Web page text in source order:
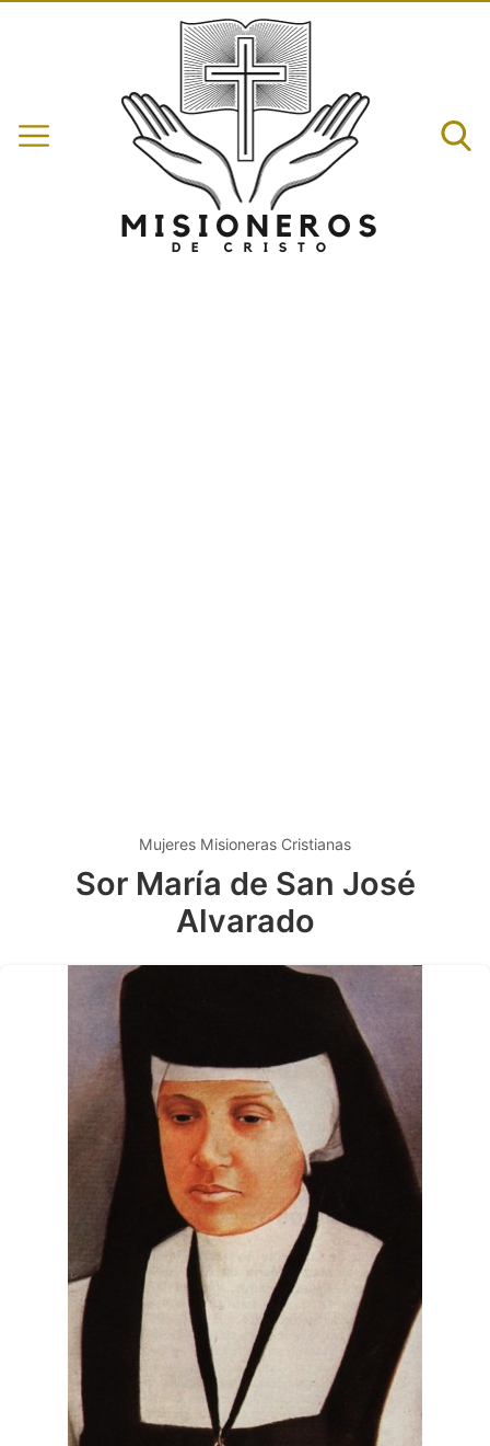
Mujeres Misioneras Cristianas
Sor María de San José
Alvarado